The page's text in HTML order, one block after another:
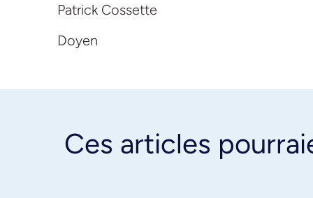
Patrick Cossette
Doyen
Ces articles